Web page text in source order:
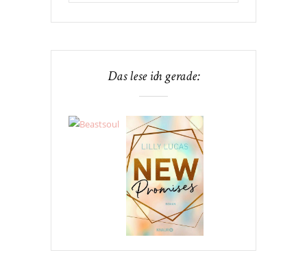
Das lese ich gerade: